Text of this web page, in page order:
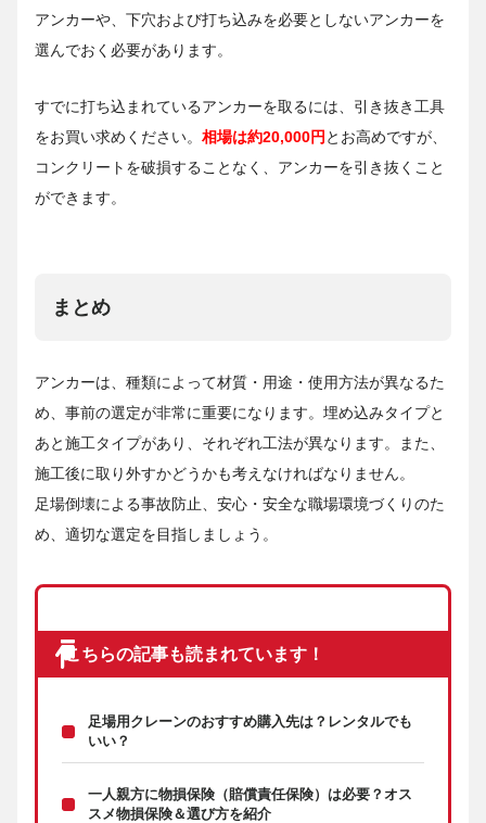
アンカーや、下穴および打ち込みを必要としないアンカーを
選んでおく必要があります。
すでに打ち込まれているアンカーを取るには、引き抜き工具
をお買い求めください。 相場は約20,000円 とお高めですが、
コンクリートを破損することなく、アンカーを引き抜くこと
ができます。
まとめ
アンカーは、種類によって材質・用途・使用方法が異なるた
め、事前の選定が非常に重要になります。埋め込みタイプと
あと施工タイプがあり、それぞれ工法が異なります。また、
施工後に取り外すかどうかも考えなければなりません。
足場倒壊による事故防止、安心・安全な職場環境づくりのた
め、適切な選定を目指しましょう。
こちらの記事も読まれています！
足場用クレーンのおすすめ購入先は？レンタルでも
いい？
一人親方に物損保険（賠償責任保険）は必要？オス
スメ物損保険＆選び方を紹介